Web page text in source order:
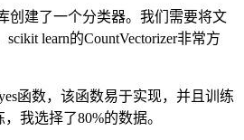
创建了一个分类器。我们需要将文
learn的CountVectorizer非常方
函数，该函数易于实现，并且训练
我选择了80%的数据。